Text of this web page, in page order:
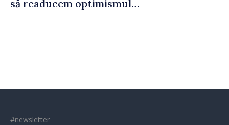
să readucem optimismul
#newsletter